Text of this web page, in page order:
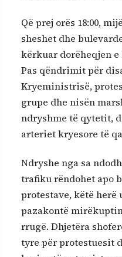
Që prej orës 18:00,
sheshet dhe
kërkuar dorëheqjen
Pas qëndrimit për
Kryeministrisë,
grupe dhe nisën
ndryshme të qytetit,
arteriet kryesore të
Ndryshe nga sa
trafiku rëndohet apo
protestave, këtë herë
pazakontë
rrugë. Dhjetëra
tyre për protestuesit